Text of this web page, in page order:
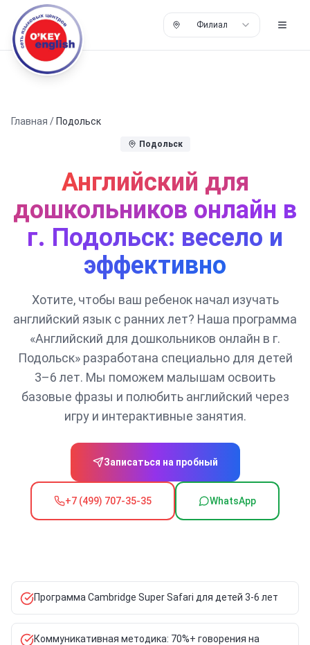
Филиал
Главная / Подольск
Подольск
Английский для
дошкольников онлайн в
г. Подольск: весело и
эффективно
Хотите, чтобы ваш ребенок начал изучать
английский язык с ранних лет? Наша программа
«Английский для дошкольников онлайн в г.
Подольск» разработана специально для детей
3–6 лет. Мы поможем малышам освоить
базовые фразы и полюбить английский через
игру и интерактивные занятия.
Записаться на пробный
+7 (499) 707-35-35 WhatsApp
Программа Cambridge Super Safari для детей 3-6 лет
Коммуникативная методика: 70%+ говорения на